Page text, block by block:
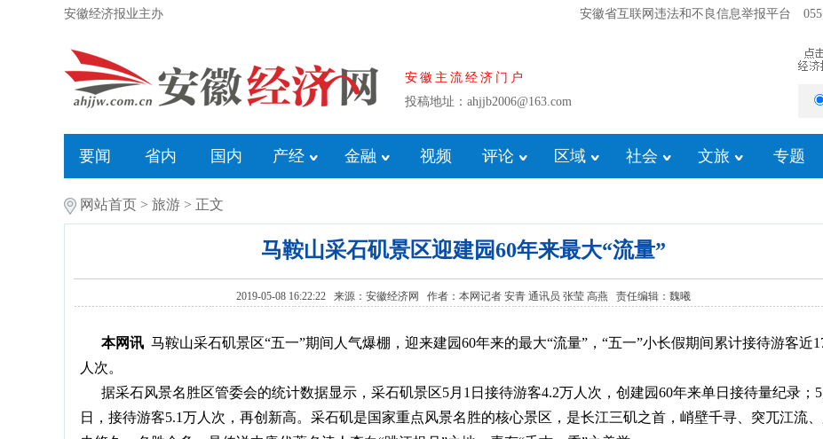
安徽经济报业主办 安徽省互联网违法和不良信息举报平台
安徽主流经济门户
投稿地址：ahjjb2006@163.com
要闻 省内 国内 产经 金融 视频 评论 区域 社会 文旅 专题
网站首页 > 旅游 > 正文
马鞍山采石矶景区迎建园60年来最大“流量”
2019-05-08 16:22:22 来源：安徽经济网 作者：本网记者 安青 通讯员 张莹 高燕 责任编辑：魏曦
本网讯 马鞍山采石矶景区“五一”期间人气爆棚，迎来建园60年来的最大“流量”，“五一”小长假期间累计接待游客近
人次。
据采石风景名胜区管委会的统计数据显示，采石矶景区5月1日接待游客4.2万人次，创建园60年来单日接待量纪录；5
日，接待游客5.1万人次，再创新高。采石矶是国家重点风景名胜的核心景区，是长江三矶之首，峭壁千寻、突兀江流